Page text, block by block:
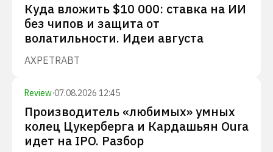
Куда вложить $10 000: ставка на ИИ
без чипов и защита от
волатильности. Идеи августа
AXPETRABT
Review·07.08.2026 12:45
Производитель «любимых» умных
колец Цукерберга и Кардашьян Oura
идет на IPO. Разбор